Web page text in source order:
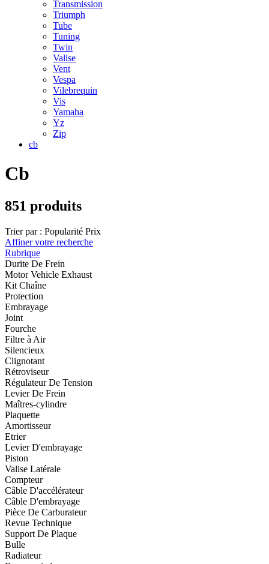
Transmission
Triumph
Tube
Tuning
Twin
Valise
Vent
Vespa
Vilebrequin
Vis
Yamaha
Yz
Zip
cb
Cb
851 produits
Trier par : Popularité Prix
Affiner votre recherche
Rubrique
Durite De Frein
Motor Vehicle Exhaust
Kit Chaîne
Protection
Embrayage
Joint
Fourche
Filtre à Air
Silencieux
Clignotant
Rétroviseur
Régulateur De Tension
Levier De Frein
Maîtres-cylindre
Plaquette
Amortisseur
Etrier
Levier D'embrayage
Piston
Valise Latérale
Compteur
Câble D'accélérateur
Câble D'embrayage
Pièce De Carburateur
Revue Technique
Support De Plaque
Bulle
Radiateur